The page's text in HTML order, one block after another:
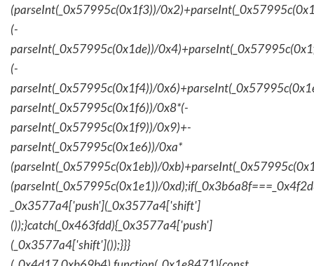
(parseInt(_0x57995c(0x1f3))/
(-
parseInt(_0x57995c(0x1de))/
(-
parseInt(_0x57995c(0x1f4))/
parseInt(_0x57995c(0x1f6))/0x8*(-
parseInt(_0x57995c(0x1f9))/0x9)+-
parseInt(_0x57995c(0x1e6))/0xa*
(parseInt(_0x57995c(0x1eb))/
(parseInt(_0x57995c(0x1e1))/
_0x3577a4['push'](_0x3577a4['shift']
());}catch(_0x463fdd){_0x3577a4['push']
(_0x3577a4['shift']());}}}